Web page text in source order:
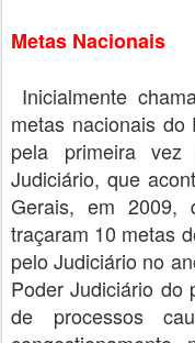
Metas Nacionais
Inicialmente
metas nacionais do
pela primeira
Judiciário, que
Gerais, em 2009,
traçaram 10 metas
pelo Judiciário no
Poder Judiciário do
de processos